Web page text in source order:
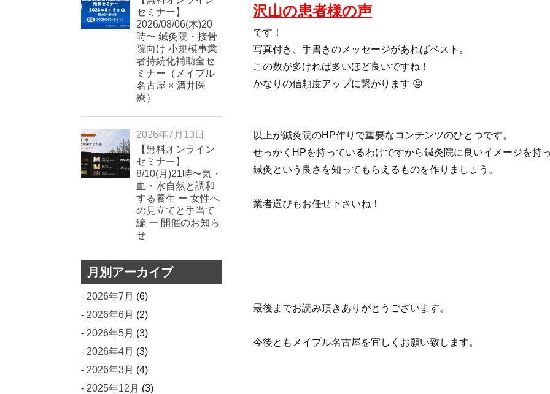
沢山の患者様の声
です！
写真付き、手書きのメッセージがあればベスト。
この数が多ければ多いほど良いですね！
かなりの信頼度アップに繋がります 😛
以上が鍼灸院のHP作りで重要なコンテンツのひとつです。
せっかくHPを持っているわけですから鍼灸院に良いイメージを持
鍼灸という良さを知ってもらえるものを作りましょう。
業者選びもお任せ下さいね！
最後までお読み頂きありがとうございます。
今後ともメイプル名古屋を宜しくお願い致します。
セミナー】
2026/08/06(木)20
時〜 鍼灸院・接骨
院向け 小規模事業
者持続化補助金セ
ミナー（メイプル
名古屋 × 酒井医
療）
2026年7月13日
【無料オンライン
セミナー】
8/10(月)21時〜気・
血・水自然と調和
する養生 ー 女性へ
の見立てと手当て
編 ー 開催のお知ら
せ
月別アーカイブ
2026年7月 (6)
2026年6月 (2)
2026年5月 (3)
2026年4月 (3)
2026年3月 (4)
2025年12月 (3)